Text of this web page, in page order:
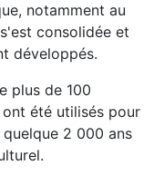
notamment au
consolidée et
développés.
plus de 100
été utilisés pour
2 000 ans